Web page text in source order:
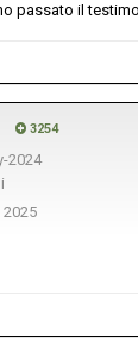
passato il
3254
2024
2025